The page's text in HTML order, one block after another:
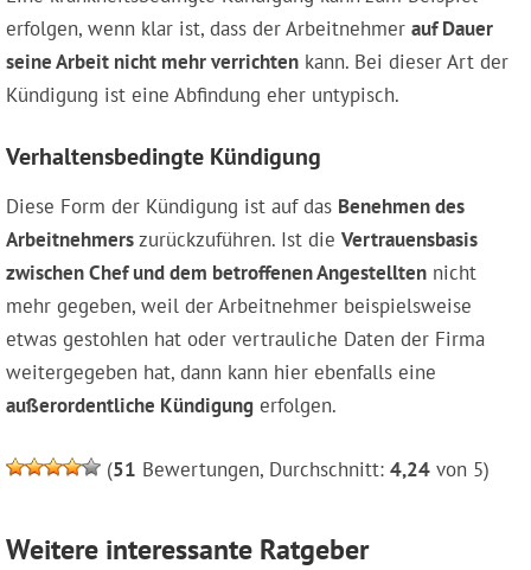
erfolgen, wenn klar ist, dass der Arbeitnehmer auf Dauer
seine Arbeit nicht mehr verrichten kann. Bei dieser Art der
Kündigung ist eine Abfindung eher untypisch.
Verhaltensbedingte Kündigung
Diese Form der Kündigung ist auf das Benehmen des
Arbeitnehmerszurückzuführen. Ist die Vertrauensbasis
zwischen Chef und dem betroffenen Angestellten nicht
mehr gegeben, weil der Arbeitnehmer beispielsweise
etwas gestohlen hat oder vertrauliche Daten der Firma
weitergegeben hat, dann kann hier ebenfalls eine
außerordentliche Kündigung erfolgen.
(51 Bewertungen, Durchschnitt: 4,24 von 5)
Weitere interessante Ratgeber